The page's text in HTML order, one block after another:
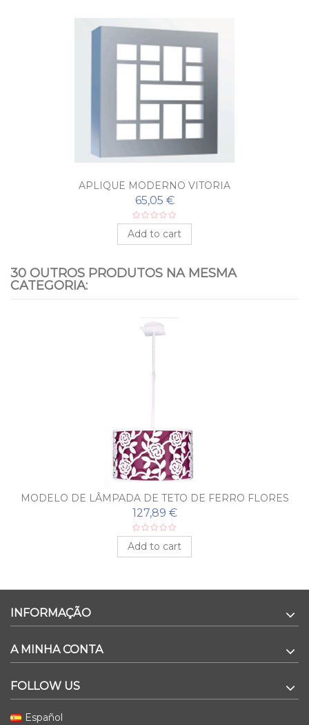
APLIQUE MODERNO VITORIA
65,05 €
Add to cart
30 OUTROS PRODUTOS NA MESMA
CATEGORIA:
MODELO DE LÂMPADA DE TETO DE FERRO FLORES
127,89 €
Add to cart
INFORMAÇÃO
A MINHA CONTA
FOLLOW US
Español